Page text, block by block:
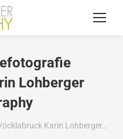
Lohberger
Karin Lohberger…